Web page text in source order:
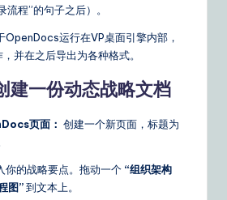
流程”的句子之后）。
OpenDocs运行在VP桌面引擎内部，
并在之后导出为各种格式。
建一份动态战略文档
页面： 创建一个新页面，标题为
你的战略要点。拖动一个 “组织架构
图”到文本上。